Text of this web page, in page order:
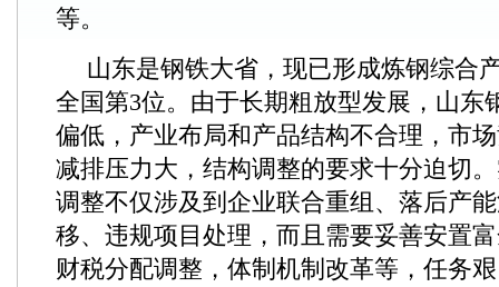
等。
山东是钢铁大省，现已形成炼钢综合
全国第3位。由于长期粗放型发展，山东
偏低，产业布局和产品结构不合理，市
减排压力大，结构调整的要求十分迫切
调整不仅涉及到企业联合重组、落后产
移、违规项目处理，而且需要妥善安置
财税分配调整，体制机制改革等，任务